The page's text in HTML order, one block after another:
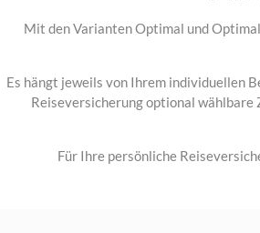
Mit den Varianten Optimal und
Es hängt jeweils von Ihrem individuellen
Reiseversicherung optional wählbare
Für Ihre persönliche